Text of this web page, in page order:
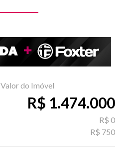
Valor do Imóvel
R$ 1.474.000
R$ 0
R$ 750